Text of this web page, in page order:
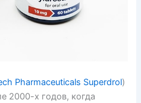
Pharmaceuticals Superdrol)
2000-х годов, когда